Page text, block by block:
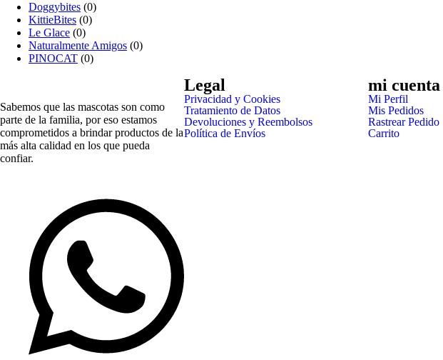
Doggybites (0)
KittieBites (0)
Le Glace (0)
Naturalmente Amigos (0)
PINOCAT (0)
Sabemos que las mascotas son como
parte de la familia, por eso estamos
comprometidos a brindar productos de la
más alta calidad en los que pueda
confiar.
Legal
Privacidad y Cookies
Tratamiento de Datos
Devoluciones y Reembolsos
Política de Envíos
mi cuenta
Mi Perfil
Mis Pedidos
Rastrear Pedido
Carrito